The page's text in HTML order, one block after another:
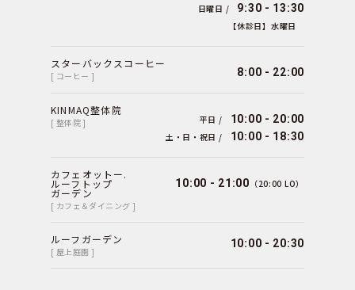
日曜日 / 9:30 - 13:30
【休診日】水曜日
スターバックスコーヒー
[ コーヒー ] 8:00 - 22:00
KINMAQ整体院
[ 整体院 ] 平日 / 10:00 - 20:00
土・日・祝日 / 10:00 - 18:30
カフェオットー.
ルーフトップ
ガーデン
[ カフェ＆ダイニング ]
10:00 - 21:00 （20:00 LO）
ルーフガーデン
[ 屋上庭園 ]
10:00 - 20:30